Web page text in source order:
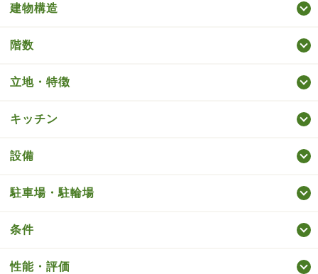
建物構造
階数
立地・特徴
キッチン
設備
駐車場・駐輪場
条件
性能・評価